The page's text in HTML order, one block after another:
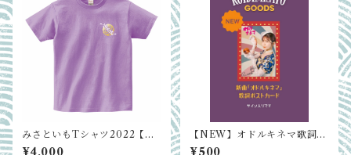
みさといもTシャツ2022【む
らさき】
¥4,000
【NEW】オドルキネマ歌詞ポ
ストカード
¥500